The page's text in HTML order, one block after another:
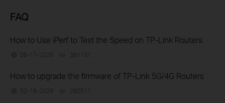
FAQ
How to Use iPerf to Test the Speed on TP-Link Routers
06-17-2026 381131
How to upgrade the firmware of TP-Link 5G/4G Routers
03-18-2026 280511